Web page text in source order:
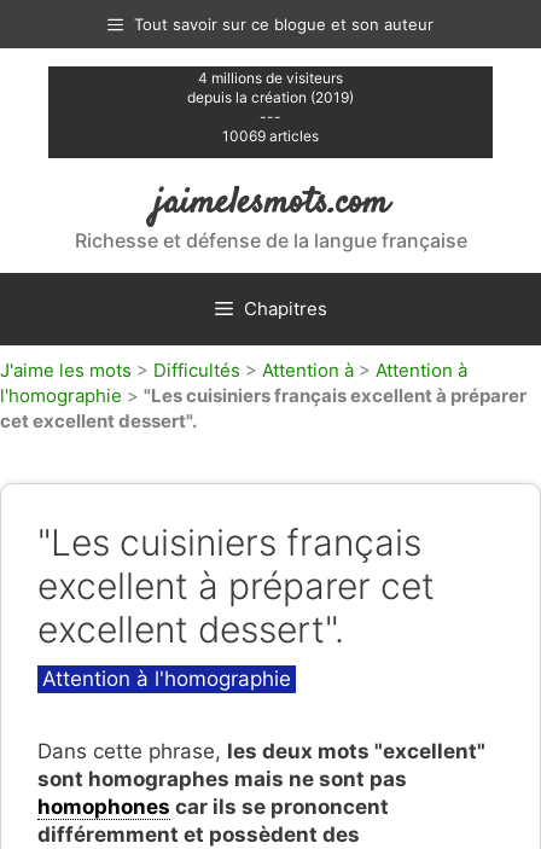
contenu
Tout savoir sur ce blogue et son auteur
4 millions de visiteurs
depuis la création (2019)
---
10069 articles
jaimelesmots.com
Richesse et défense de la langue française
Chapitres
J'aime les mots > Difficultés > Attention à > Attention à
l'homographie > "Les cuisiniers français excellent à préparer
cet excellent dessert".
"Les cuisiniers français
excellent à préparer cet
excellent dessert".
Catégories
Attention à l'homographie
Dans cette phrase, les deux mots "excellent"
sont homographes mais ne sont pas
homophones car ils se prononcent
différemment et possèdent des